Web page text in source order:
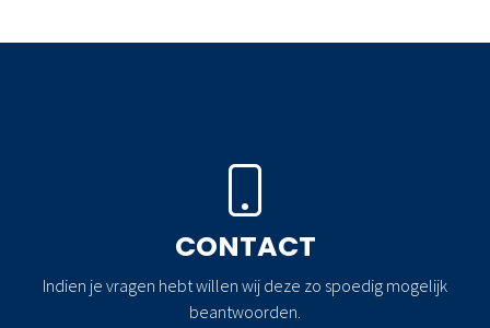
CONTACT
Indien je vragen hebt willen wij deze zo spoedig mogelijk
beantwoorden.